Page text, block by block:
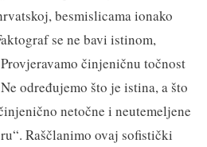
besmislicama ionako
se ne bavi istinom,
činjeničnu točnost
određujemo što je istina, a što
netočne i neutemeljene
Raščlanimo ovaj sofistički